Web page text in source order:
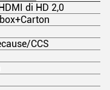
di HD 2,0
CCS